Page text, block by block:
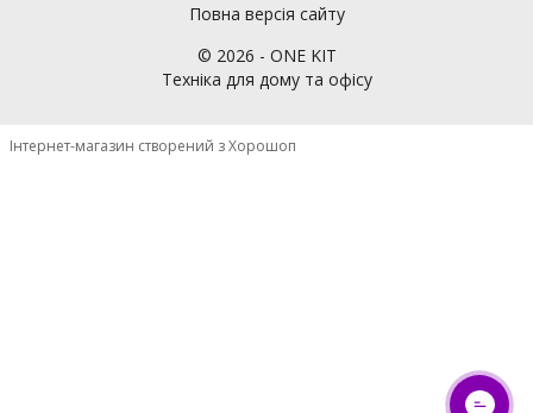
Повна версія сайту
© 2026 - ONE KIT
Техніка для дому та офісу
Інтернет-магазин створений з Хорошоп